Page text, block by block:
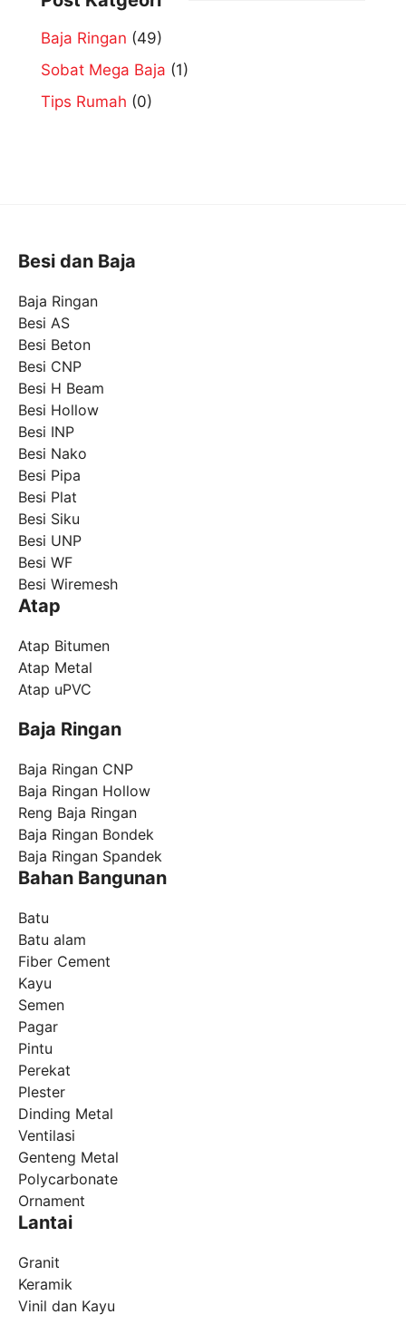
Baja Ringan (49)
Sobat Mega Baja (1)
Tips Rumah (0)
Besi dan Baja
Baja Ringan
Besi AS
Besi Beton
Besi CNP
Besi H Beam
Besi Hollow
Besi INP
Besi Nako
Besi Pipa
Besi Plat
Besi Siku
Besi UNP
Besi WF
Besi Wiremesh
Atap
Atap Bitumen
Atap Metal
Atap uPVC
Baja Ringan
Baja Ringan CNP
Baja Ringan Hollow
Reng Baja Ringan
Baja Ringan Bondek
Baja Ringan Spandek
Bahan Bangunan
Batu
Batu alam
Fiber Cement
Kayu
Semen
Pagar
Pintu
Perekat
Plester
Dinding Metal
Ventilasi
Genteng Metal
Polycarbonate
Ornament
Lantai
Granit
Keramik
Vinil dan Kayu